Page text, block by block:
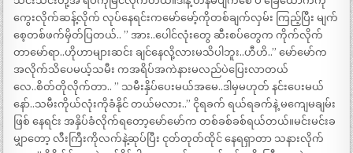
ကွေးလိုက်ဆန့်လိုက် လုပ်နေရင်းကမော်မော့်ကိုတစ်ချက်လှမ်း ကြည့်ပြီး မျက်
စေ့တစ်ဖက်မှိတ်ပြတယ်.. ” အား..ပေါင်လုံးတွေ ဆီးစပ်တွေက ကိုက်လိုက်
တာမော်ရာ..ဟိုဟာများဆင်း ချင်နေလို့လားမသိပါဘူး..ဟီဟိ..” မော်မော်က
အလိုက်သိပေမယ့်သမီး ကအရိပ်အကဲနားမလည်ပဲပြေးလာတယ်
လေ..စိတ်တိုလိုက်တာ.. ” သမီးနှိပ်ပေးမယ်အမေ..ဒါမှမဟုတ် နင်းပေးမယ်
နော်..သမီးကိုယ်လုံးကိုခံနိုင် တယ်မလား..” ငိုရခက် ရယ်ရခက်နဲ့ မကျေမချမ်း
ဖြစ် နေရင်း အနှိပ်ခံလိုက်ရတော့မော်မော်က တစ်ခစ်ခစ်ရယ်တယ်။မင်းမင်းခ
မျှာတော့ လီးကြီးကိုလက်နဲ့ဆုပ်ပြီး ငုတ်တုတ်ထိုင် နေရရှာတာ သနားလိုက်